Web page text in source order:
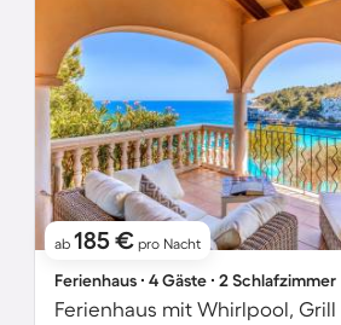
ab 185 € pro Nacht
Ferienhaus ∙ 4 Gäste ∙ 2 Schlafzimmer